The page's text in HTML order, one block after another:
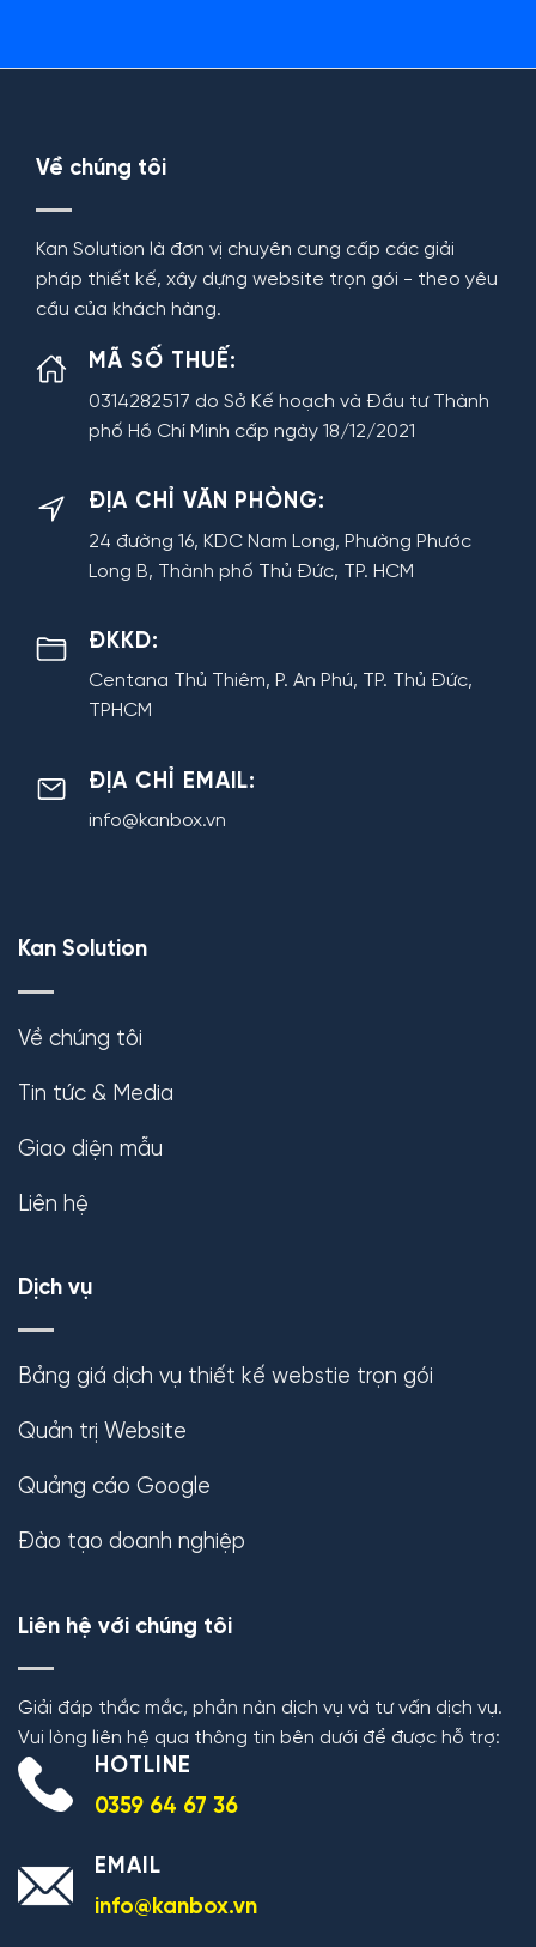
Về chúng tôi
Kan Solution là đơn vị chuyên cung cấp các giải
pháp thiết kế, xây dựng website trọn gói - theo yêu
cầu của khách hàng.
MÃ SỐ THUẾ:
0314282517 do Sở Kế hoạch và Đầu tư Thành
phố Hồ Chí Minh cấp ngày 18/12/2021
ĐỊA CHỈ VĂN PHÒNG:
24 đường 16, KDC Nam Long, Phường Phước
Long B, Thành phố Thủ Đức, TP. HCM
ĐKKD:
Centana Thủ Thiêm, P. An Phú, TP. Thủ Đức,
TPHCM
ĐỊA CHỈ EMAIL:
info@kanbox.vn
Kan Solution
Về chúng tôi
Tin tức & Media
Giao diện mẫu
Liên hệ
Dịch vụ
Bảng giá dịch vụ thiết kế webstie trọn gói
Quản trị Website
Quảng cáo Google
Đào tạo doanh nghiệp
Liên hệ với chúng tôi
Giải đáp thắc mắc, phản nàn dịch vụ và tư vấn dịch vụ.
Vui lòng liên hệ qua thông tin bên dưới để được hỗ trợ:
HOTLINE
0359 64 67 36
EMAIL
info@kanbox.vn